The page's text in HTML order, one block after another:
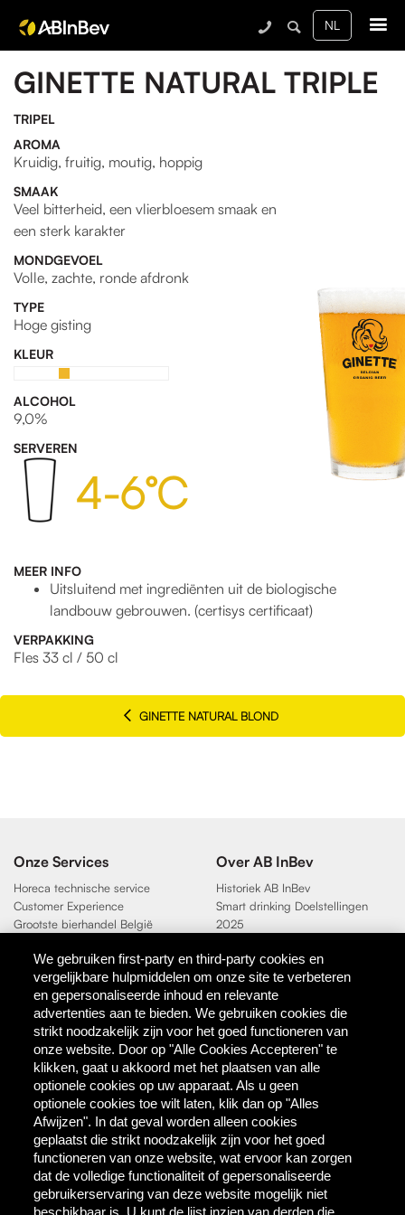
GINETTE NATURAL TRIPLE
TRIPEL
AROMA
Kruidig, fruitig, moutig, hoppig
SMAAK
Veel bitterheid, een vlierbloesem smaak en
een sterk karakter
MONDGEVOEL
Volle, zachte, ronde afdronk
TYPE
Hoge gisting
KLEUR
ALCOHOL
9,0%
SERVEREN
4-6°C
MEER INFO
Uitsluitend met ingrediënten uit de biologische
landbouw gebrouwen. (certisys certificaat)
VERPAKKING
Fles 33 cl / 50 cl
GINETTE NATURAL BLOND
Onze Services
Horeca technische service
Customer Experience
Grootste bierhandel België
Over AB InBev
Historiek AB InBev
Smart drinking Doelstellingen
2025
Contact
AB InBev
Direct Contact
Tools & Partners
Downloadcentrum
TaDa - digitale coupons
BEES Delivery - dranken
groothandel
Direct bestellen
We gebruiken first-party en third-party cookies en
vergelijkbare hulpmiddelen om onze site te verbeteren
en gepersonaliseerde inhoud en relevante
advertenties aan te bieden. We gebruiken cookies die
strikt noodzakelijk zijn voor het goed functioneren van
onze website. Door op "Alle Cookies Accepteren" te
klikken, gaat u akkoord met het plaatsen van alle
optionele cookies op uw apparaat. Als u geen
optionele cookies toe wilt laten, klik dan op "Alles
Afwijzen". In dat geval worden alleen cookies
geplaatst die strikt noodzakelijk zijn voor het goed
functioneren van onze website, wat ervoor kan zorgen
dat de volledige functionaliteit of gepersonaliseerde
gebruikerservaring van deze website mogelijk niet
beschikbaar is. U kunt de lijst inzien van derden die